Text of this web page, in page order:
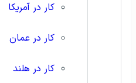
کار در آمریکا
کار در عمان
کار در هلند